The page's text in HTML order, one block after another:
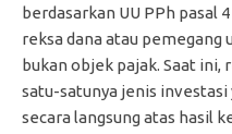
berdasarkan UU PPh pasal
reksa dana atau
bukan objek pajak. Saat ini,
satu-satunya jenis
secara langsung atas hasil